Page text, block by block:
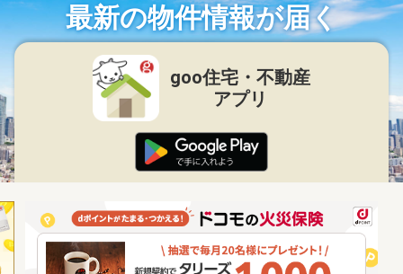
最新の物件情報が届く
goo住宅・不動産
アプリ